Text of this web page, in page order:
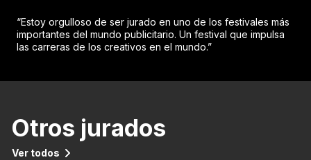
“Estoy orgulloso de ser jurado en uno de los festivales más
importantes del mundo publicitario. Un festival que impulsa
las carreras de los creativos en el mundo.”
Otros jurados
Ver todos